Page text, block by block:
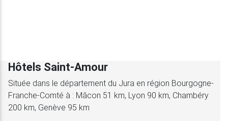
Hôtels Saint-Amour
Située dans le département du Jura en région Bourgogne-
Franche-Comté à : Mâcon 51 km, Lyon 90 km, Chambéry
200 km, Genève 95 km